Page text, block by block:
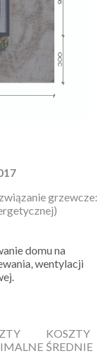
grzewcze:
domu na
wentylacji
KOSZTY
ŚREDNIE